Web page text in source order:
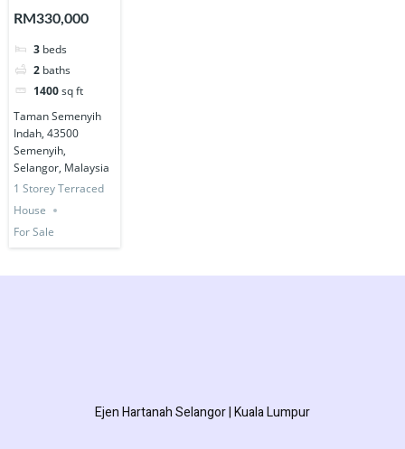
SEMENYIH
SEMENYIH
RM330,000
3 beds
2 baths
1400sq ft
Taman Semenyih
Indah, 43500
Semenyih,
Selangor, Malaysia
1 Storey Terraced
House
For Sale
Ejen Hartanah Selangor | Kuala Lumpur